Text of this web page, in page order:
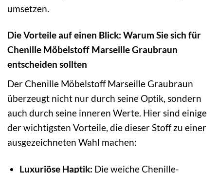
umsetzen.
Die Vorteile auf einen Blick: Warum Sie sich für
Chenille Möbelstoff Marseille Graubraun
entscheiden sollten
Der Chenille Möbelstoff Marseille Graubraun
überzeugt nicht nur durch seine Optik, sondern
auch durch seine inneren Werte. Hier sind einige
der wichtigsten Vorteile, die dieser Stoff zu einer
ausgezeichneten Wahl machen:
Luxuriöse Haptik: Die weiche Chenille-